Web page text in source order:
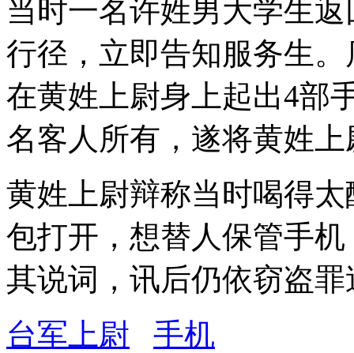
当时一名许姓男大学生
行径，立即告知服务生
在黄姓上尉身上起出4部
名客人所有，遂将黄姓
黄姓上尉辩称当时喝得
包打开，想替人保管手
其说词，讯后仍依窃盗
台军上尉
手机